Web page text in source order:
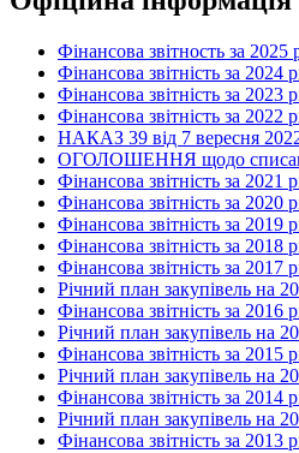
Фінансова звітность за 2025
Фінансова звітність за 2024
Фінансова звітність за 2023
Фінансова звітність за 2022
НАКАЗ 39 від 7 вересня
ОГОЛОШЕННЯ щодо списання
Фінансова звітність за 2021
Фінансова звітність за 2020
Фінансова звітність за 2019
Фінансова звітність за 2018
Фінансова звітність за 2017
Річний план закупівель на
Фінансова звітність за 2016
Річний план закупівель на
Фінансова звітність за 2015
Річний план закупівель на
Фінансова звітність за 2014
Річний план закупівель на
Фінансова звітність за 2013